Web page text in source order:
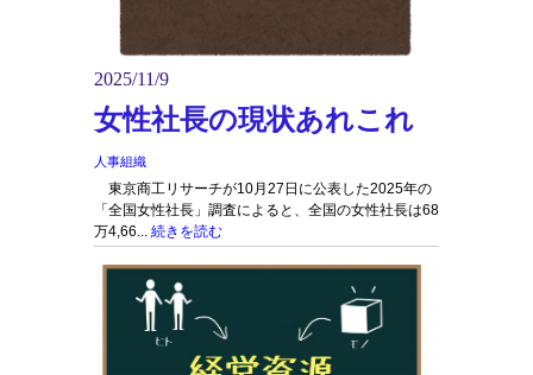
2025/11/9
女性社長の現状あれこれ
人事組織
東京商工リサーチが10月27日に公表した2025年の
「全国女性社長」調査によると、全国の女性社長は68
万4,66... 続きを読む